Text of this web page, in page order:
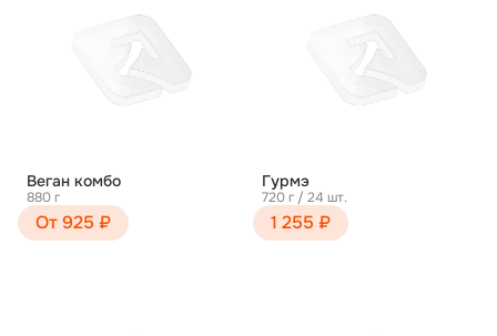
Веган комбо
880 г
От 925 ₽
Гурмэ
720 г / 24 шт.
1 255 ₽